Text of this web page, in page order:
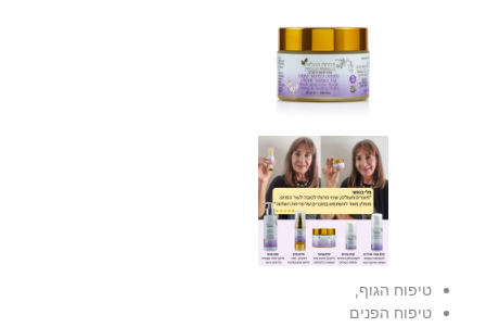
טיפוח הגוף,
טיפוח הפנים